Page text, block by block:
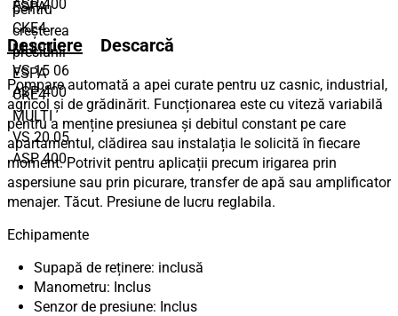
Descriere Descarcă
Pompare automată a apei curate pentru uz casnic, industrial,
agricol și de grădinărit. Funcționarea este cu viteză variabilă
pentru a menține presiunea și debitul constant pe care
apartamentul, clădirea sau instalația le solicită în fiecare
moment. Potrivit pentru aplicații precum irigarea prin
aspersiune sau prin picurare, transfer de apă sau amplificator
menajer. Tăcut. Presiune de lucru reglabila.
Echipamente
Supapă de reținere: inclusă
Manometru: Inclus
Senzor de presiune: Inclus